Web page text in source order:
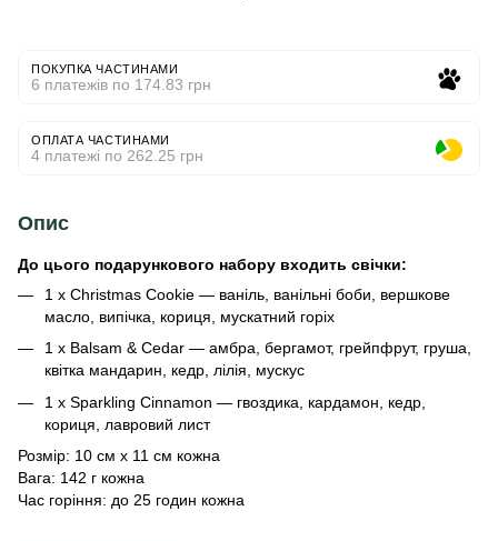
ПОКУПКА ЧАСТИНАМИ
6 платежів по 174.83 грн
ОПЛАТА ЧАСТИНАМИ
4 платежі по 262.25 грн
Опис
До цього подарункового набору входить свічки:
1 x Christmas Cookie — ваніль, ванільні боби, вершкове
масло, випічка, кориця, мускатний горіх
1 x Balsam & Cedar — амбра, бергамот, грейпфрут, груша,
квітка мандарин, кедр, лілія, мускус
1 x Sparkling Cinnamon — гвоздика, кардамон, кедр,
кориця, лавровий лист
Розмір: 10 см х 11 см кожна
Вага: 142 г кожна
Час горіння: до 25 годин кожна